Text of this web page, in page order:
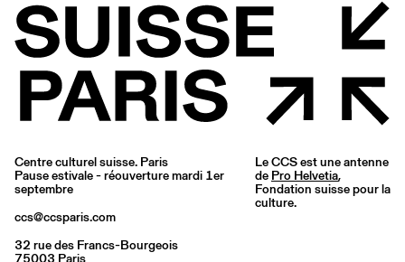
Centre culturel suisse. Paris
Pause estivale - réouverture mardi 1er
septembre
ccs@ccsparis.com
32 rue des Francs-Bourgeois
Le CCS est une antenne
de Pro Helvetia,
Fondation suisse pour la
culture.